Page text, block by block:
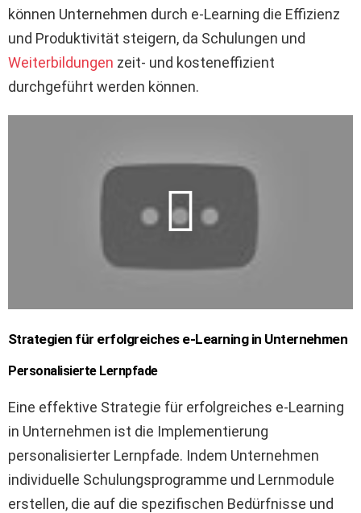
können Unternehmen durch e-Learning die Effizienz
und Produktivität steigern, da Schulungen und
Weiterbildungen zeit- und kosteneffizient
durchgeführt werden können.
Strategien für erfolgreiches e-Learning in Unternehmen
Personalisierte Lernpfade
Eine effektive Strategie für erfolgreiches e-Learning
in Unternehmen ist die Implementierung
personalisierter Lernpfade. Indem Unternehmen
individuelle Schulungsprogramme und Lernmodule
erstellen, die auf die spezifischen Bedürfnisse und